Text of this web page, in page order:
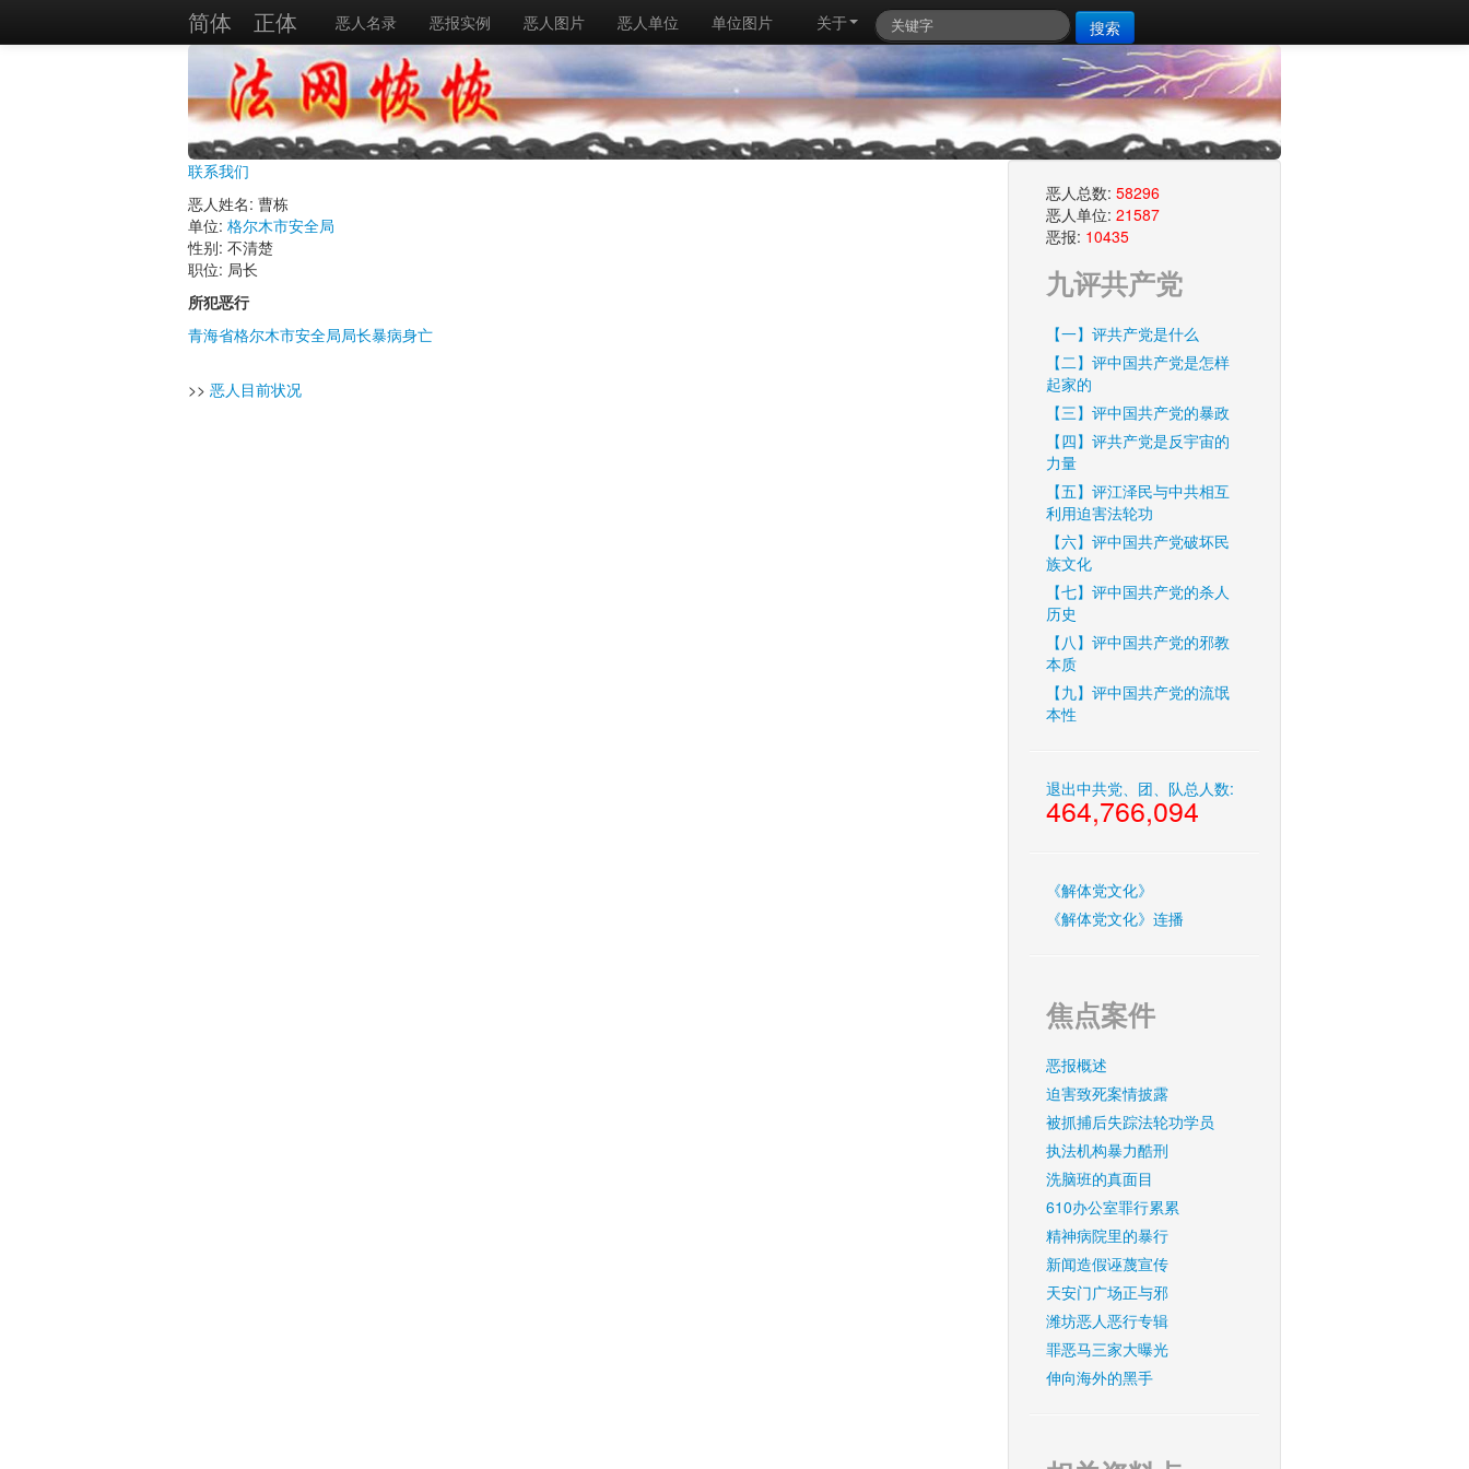
简体 正体 恶人名录 恶报实例 恶人图片 恶人单位 单位图片 搜索
关于
联系我们
恶人姓名: 曹栋
单位: 格尔木市安全局
性别: 不清楚
职位: 局长
所犯恶行
青海省格尔木市安全局局长暴病身亡
>> 恶人目前状况
恶人总数: 58296
恶人单位: 21587
恶报: 10435
九评共产党
【一】评共产党是什么
【二】评中国共产党是怎样
起家的
【三】评中国共产党的暴政
【四】评共产党是反宇宙的
力量
【五】评江泽民与中共相互
利用迫害法轮功
【六】评中国共产党破坏民
族文化
【七】评中国共产党的杀人
历史
【八】评中国共产党的邪教
本质
【九】评中国共产党的流氓
本性
退出中共党、团、队总人数:
464,766,094
《解体党文化》
《解体党文化》连播
焦点案件
恶报概述
迫害致死案情披露
被抓捕后失踪法轮功学员
执法机构暴力酷刑
洗脑班的真面目
610办公室罪行累累
精神病院里的暴行
新闻造假诬蔑宣传
天安门广场正与邪
潍坊恶人恶行专辑
罪恶马三家大曝光
伸向海外的黑手